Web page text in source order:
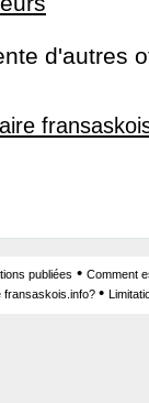
d'autres
publiées • Comment
fransaskois.info? •